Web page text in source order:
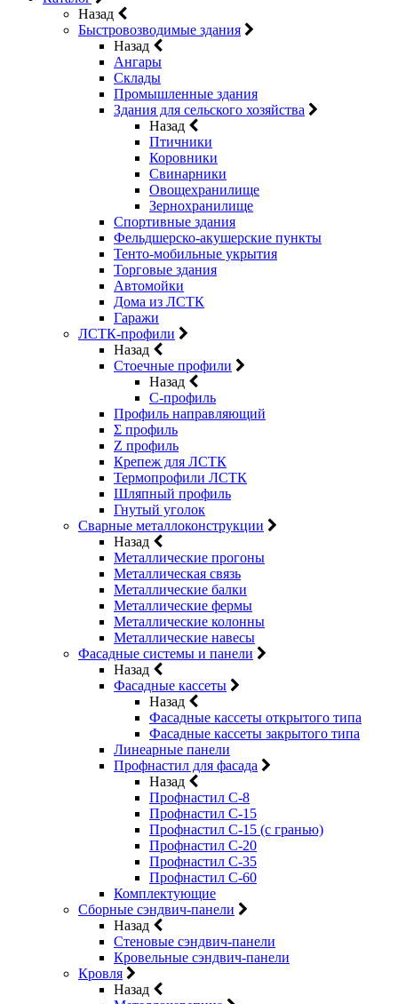
Назад
Быстровозводимые здания
Назад
Ангары
Склады
Промышленные здания
Здания для сельского хозяйства
Назад
Птичники
Коровники
Свинарники
Овощехранилище
Зернохранилище
Спортивные здания
Фельдшерско-акушерские пункты
Тенто-мобильные укрытия
Торговые здания
Автомойки
Дома из ЛСТК
Гаражи
ЛСТК-профили
Назад
Стоечные профили
Назад
C-профиль
Профиль направляющий
Σ профиль
Z профиль
Крепеж для ЛСТК
Термопрофили ЛСТК
Шляпный профиль
Гнутый уголок
Сварные металлоконструкции
Назад
Металлические прогоны
Металлическая связь
Металлические балки
Металлические фермы
Металлические колонны
Металлические навесы
Фасадные системы и панели
Назад
Фасадные кассеты
Назад
Фасадные кассеты открытого типа
Фасадные кассеты закрытого типа
Линеарные панели
Профнастил для фасада
Назад
Профнастил С-8
Профнастил С-15
Профнастил С-15 (с гранью)
Профнастил С-20
Профнастил С-35
Профнастил С-60
Комплектующие
Сборные сэндвич-панели
Назад
Стеновые сэндвич-панели
Кровельные сэндвич-панели
Кровля
Назад